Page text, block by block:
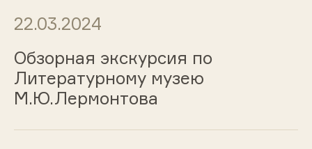
22.03.2024
Обзорная экскурсия по
Литературному музею
М.Ю.Лермонтова